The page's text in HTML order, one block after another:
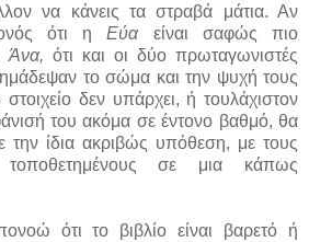
να κάνεις τα στραβά μάτια. Αν
ότι ηΕύαείναι σαφώς πιο
Άνα, ότι και οι δύο πρωταγωνιστές
το σώμα και την ψυχή τους
στοιχείο δεν υπάρχει, ή τουλάχιστον
του ακόμα σε έντονο βαθμό, θα
την ίδια ακριβώς υπόθεση, με τους
τοποθετημένους σε μια κάπως
ότι το βιβλίο είναι βαρετό ή